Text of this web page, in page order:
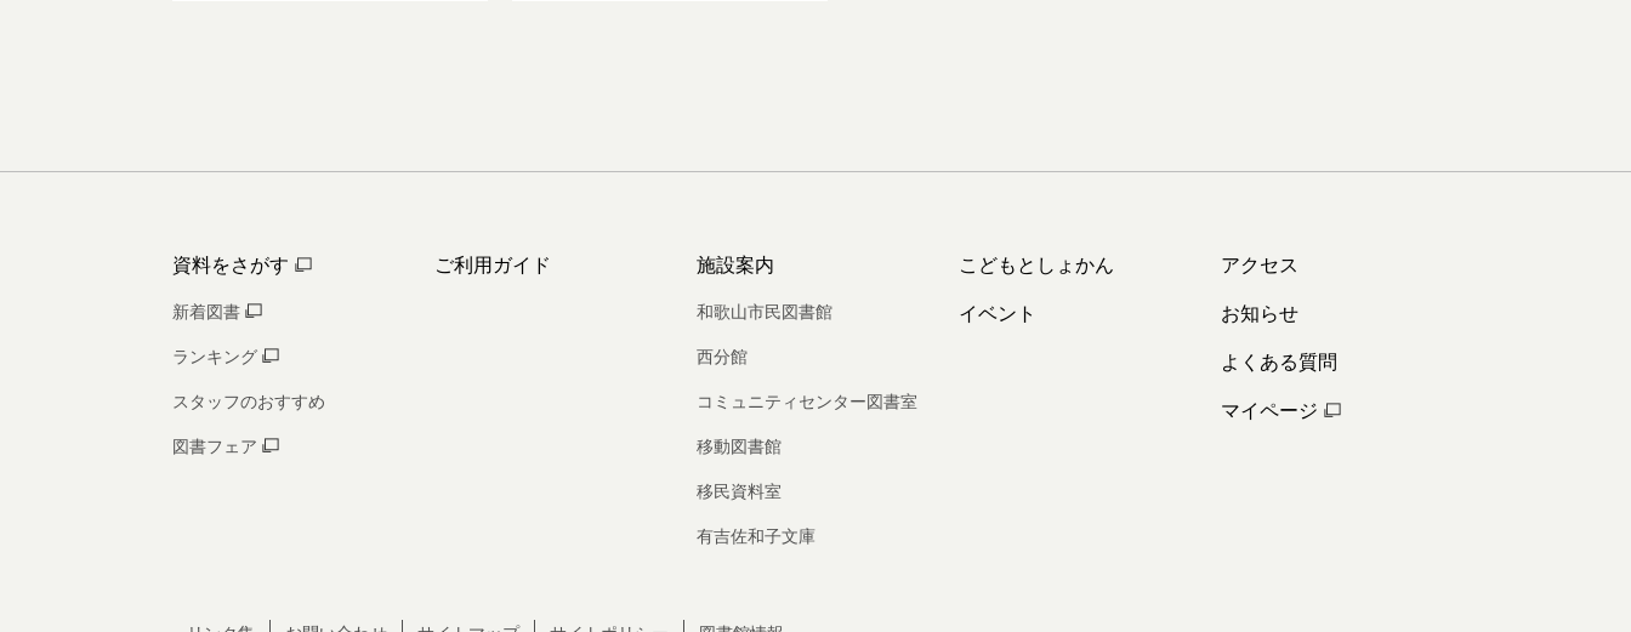
資料をさがす
新着図書
ランキング
スタッフのおすすめ
図書フェア
ご利用ガイド 施設案内
和歌山市民図書館
西分館
コミュニティセンター図書室
移動図書館
移民資料室
有吉佐和子文庫
こどもとしょかん
イベント
アクセス
お知らせ
よくある質問
マイページ